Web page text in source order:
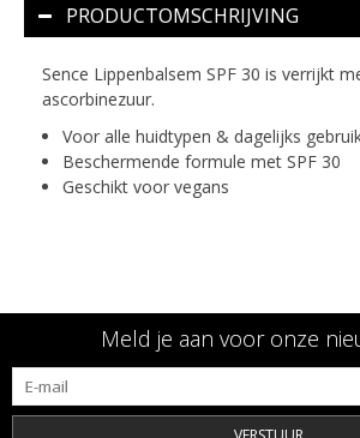
PRODUCTOMSCHRIJVING
Sence Lippenbalsem SPF 30 is verrijkt
ascorbinezuur.
Voor alle huidtypen & dagelijks
Beschermende formule met SPF 30
Geschikt voor vegans
Meld je aan voor onze